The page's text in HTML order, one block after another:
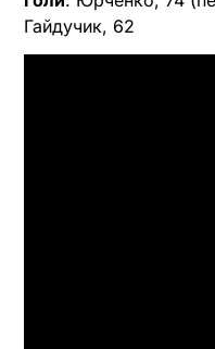
Гайдучик, 62